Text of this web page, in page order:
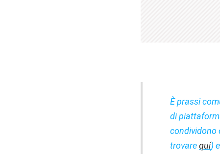
È prassi
di
condividono
trovarequi)